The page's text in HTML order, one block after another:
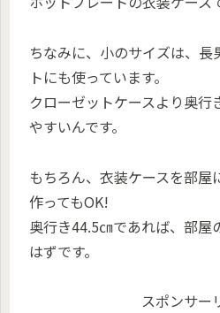
ちなみに、小のサイズは、長
トにも使っています。
クローゼットケースより奥行
やすいんです。
もちろん、衣装ケースを部屋
作ってもOK!
奥行き44.5㎝であれば、部屋
はずです。
スポンサー